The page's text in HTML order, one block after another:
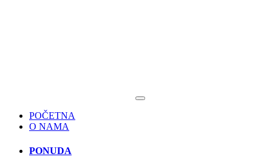
POČETNA
O NAMA
PONUDA